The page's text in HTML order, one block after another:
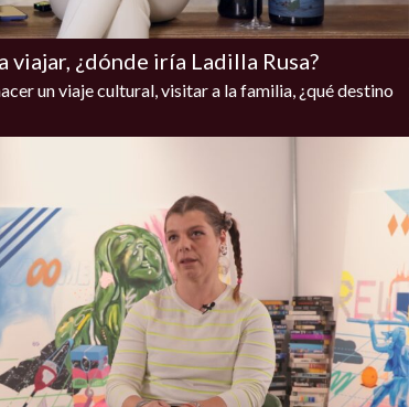
¿dónde iría Ladilla Rusa?
un viaje cultural, visitar a la familia, ¿qué destino